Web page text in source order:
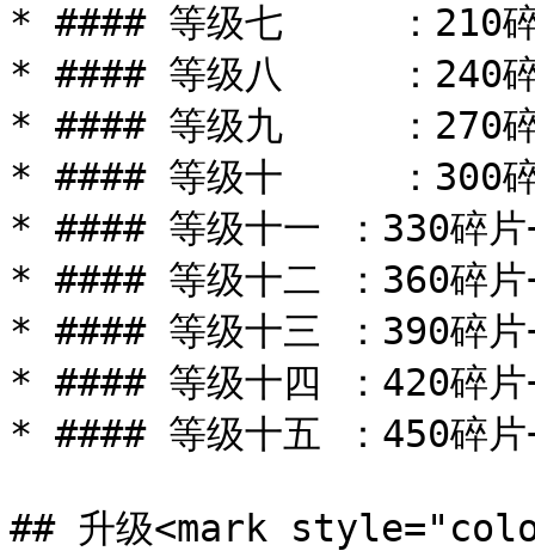
* #### 等级七     ：210碎
* #### 等级八     ：240碎
* #### 等级九     ：270碎
* #### 等级十     ：300碎
* #### 等级十一 ：330碎片
* #### 等级十二 ：360碎片
* #### 等级十三 ：390碎片
* #### 等级十四 ：420碎片
* #### 等级十五 ：450碎片
## 升级<mark